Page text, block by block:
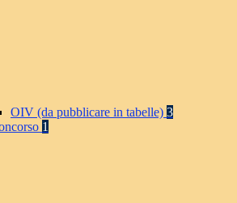
OIV (da pubblicare in tabelle) 3
1